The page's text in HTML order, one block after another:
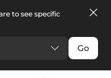
to see specific
Go